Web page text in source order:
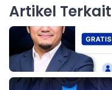
Artikel Terkait